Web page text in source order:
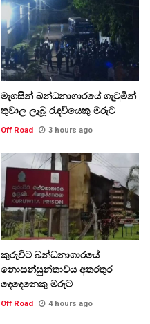
මැගසින් බන්ධනාගාරයේ ගැටුමින්
තුවාල ලැබූ රැඳවියෙකු මරුට
Off Road 3 hours ago
කුරුවිට බන්ධනාගාරයේ
නොසන්සුන්තාවය අතරතුර
දෙදෙනෙකු මරුට
Off Road 4 hours ago